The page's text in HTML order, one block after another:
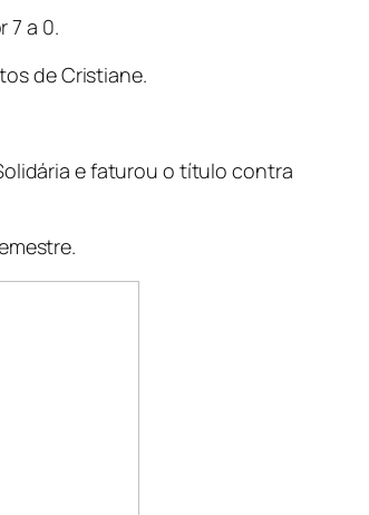
7 a 0.
de Cristiane.
e faturou o título contra